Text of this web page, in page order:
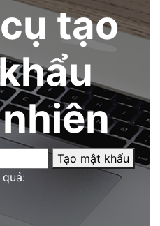
tạo
Tạo mật khẩu
quả: